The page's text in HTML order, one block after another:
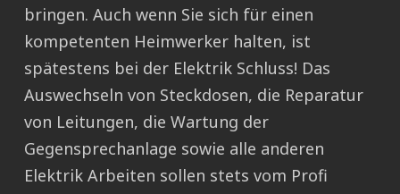
bringen. Auch wenn Sie sich für einen
kompetenten Heimwerker halten, ist
spätestens bei der Elektrik Schluss! Das
Auswechseln von Steckdosen, die Reparatur
von Leitungen, die Wartung der
Gegensprechanlage sowie alle anderen
Elektrik Arbeiten sollen stets vom Profi